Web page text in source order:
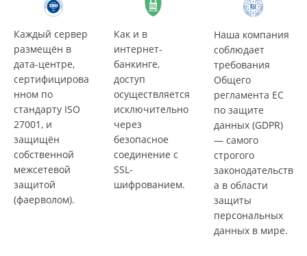
Каждый сервер
размещён в
дата-центре,
сертифицирова
нном по
стандарту ISO
27001, и
защищён
собственной
межсетевой
защитой
(фаерволом).
Как и в
интернет-
банкинге,
доступ
осуществляется
исключительно
через
безопасное
соединение с
SSL-
шифрованием.
Наша компания
соблюдает
требования
Общего
регламента ЕС
по защите
данных (GDPR)
— самого
строгого
законодательств
а в области
защиты
персональных
данных в мире.